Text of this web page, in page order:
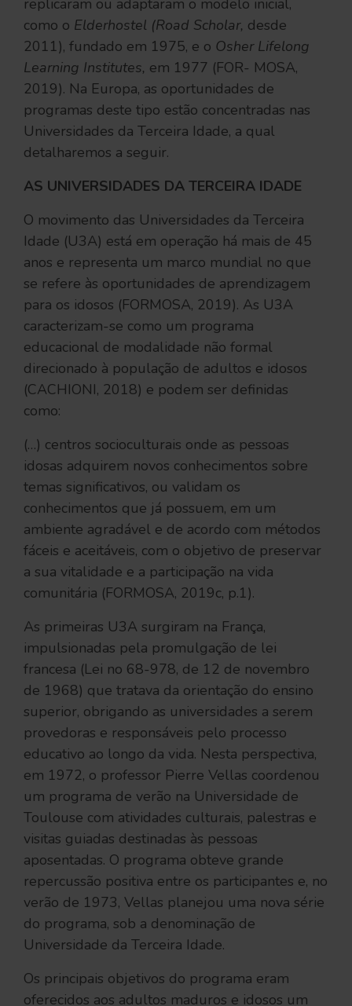
replicaram ou adaptaram o modelo inicial,
como o Elderhostel (Road Scholar, desde
2011), fundado em 1975, e o Osher Lifelong
Learning Institutes, em 1977 (FOR- MOSA,
2019). Na Europa, as oportunidades de
programas deste tipo estão concentradas nas
Universidades da Terceira Idade, a qual
detalharemos a seguir.
AS UNIVERSIDADES DA TERCEIRA IDADE
O movimento das Universidades da Terceira
Idade (U3A) está em operação há mais de 45
anos e representa um marco mundial no que
se refere às oportunidades de aprendizagem
para os idosos (FORMOSA, 2019). As U3A
caracterizam-se como um programa
educacional de modalidade não formal
direcionado à população de adultos e idosos
(CACHIONI, 2018) e podem ser definidas
como:
(…) centros socioculturais onde as pessoas
idosas adquirem novos conhecimentos sobre
temas significativos, ou validam os
conhecimentos que já possuem, em um
ambiente agradável e de acordo com métodos
fáceis e aceitáveis, com o objetivo de preservar
a sua vitalidade e a participação na vida
comunitária (FORMOSA, 2019c, p.1).
As primeiras U3A surgiram na França,
impulsionadas pela promulgação de lei
francesa (Lei no 68-978, de 12 de novembro
de 1968) que tratava da orientação do ensino
superior, obrigando as universidades a serem
provedoras e responsáveis pelo processo
educativo ao longo da vida. Nesta perspectiva,
em 1972, o professor Pierre Vellas coordenou
um programa de verão na Universidade de
Toulouse com atividades culturais, palestras e
visitas guiadas destinadas às pessoas
aposentadas. O programa obteve grande
repercussão positiva entre os participantes e, no
verão de 1973, Vellas planejou uma nova série
do programa, sob a denominação de
Universidade da Terceira Idade.
Os principais objetivos do programa eram
oferecidos aos adultos maduros e idosos um